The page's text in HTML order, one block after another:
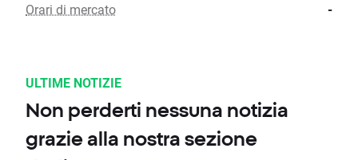
Orari di mercato -
ULTIME NOTIZIE
Non perderti nessuna notizia
grazie alla nostra sezione